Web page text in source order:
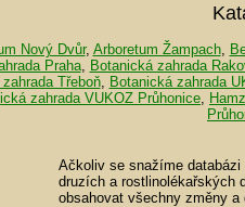
Nový Dvůr, Arboretum Žampach,
Praha, Botanická zahrada
Třeboň, Botanická zahrada
zahrada VUKOZ Průhonice
Ačkoliv se snažíme databázi
druzích a rostlinolékařských
obsahovat všechny změny a